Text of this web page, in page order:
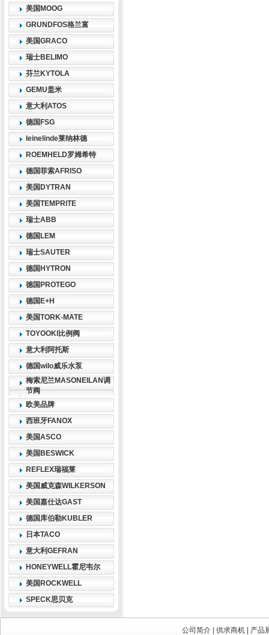
美国MOOG
GRUNDFOS格兰富
美国GRACO
瑞士BELIMO
芬兰KYTOLA
GEMU盖米
意大利ATOS
德国FSG
leinelinde莱纳林德
ROEMHELD罗姆希特
德国菲索AFRISO
美国DYTRAN
美国TEMPRITE
瑞士ABB
德国LEM
瑞士SAUTER
德国HYTRON
德国PROTEGO
德国E+H
美国TORK-MATE
TOYOOKI比例阀
意大利阿托斯
德国wilo威乐水泵
梅索尼兰MASONEILAN调
节阀
欧美品牌
西班牙FANOX
美国ASCO
美国BESWICK
REFLEX瑞福莱
美国威克森WILKERSON
美国嘉仕达GAST
德国库伯勒KUBLER
日本TACO
意大利GEFRAN
HONEYWELL霍尼韦尔
美国ROCKWELL
SPECK思贝克
公司简介 供求商机 产品